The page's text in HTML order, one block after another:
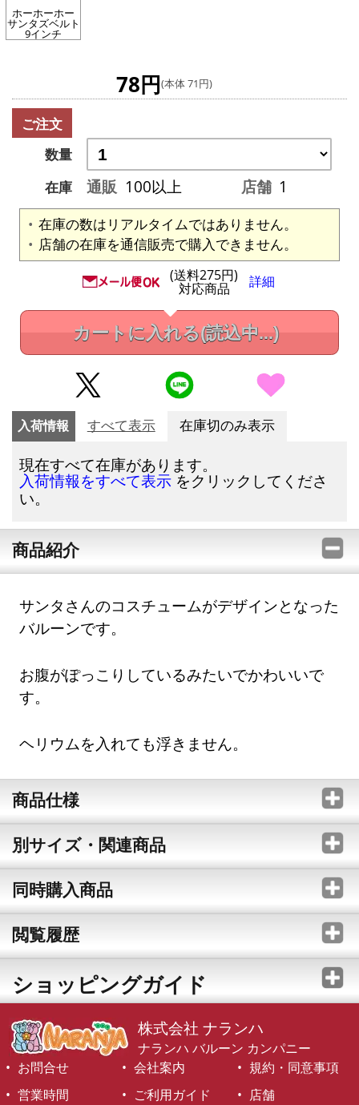
ホーホーホー
サンタズベルト
9インチ
78円(本体 71円)
ご注文
数量
在庫
通販 100以上 店舗 1
在庫の数はリアルタイムではありません。
店舗の在庫を通信販売で購入できません。
(送料275円)
対応商品 詳細
カートに入れる(読込中...)
入荷情報 すべて表示 在庫切のみ表示
現在すべて在庫があります。
入荷情報をすべて表示 をクリックしてくださ
い。
商品紹介
サンタさんのコスチュームがデザインとなった
バルーンです。
お腹がぽっこりしているみたいでかわいいで
す。
ヘリウムを入れても浮きません。
商品仕様
別サイズ・関連商品
同時購入商品
閲覧履歴
ショッピングガイド
株式会社 ナランハ
ナランハ バルーン カンパニー
お問合せ
会社案内
規約・同意事項
営業時間
ご利用ガイド 店舗